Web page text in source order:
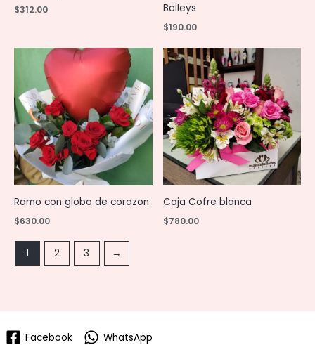
$312.00
Baileys
$190.00
Ramo con globo de corazon
$630.00
Caja Cofre blanca
$780.00
1 2 3 →
Facebook WhatsApp